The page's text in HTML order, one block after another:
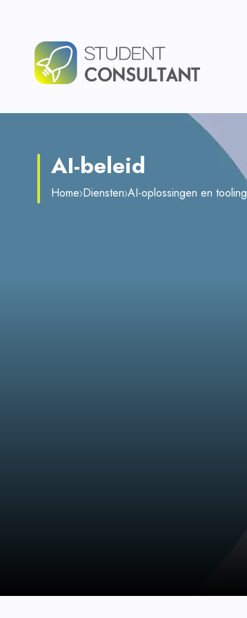
AI-beleid
Home Diensten AI-oplossingen en tooling